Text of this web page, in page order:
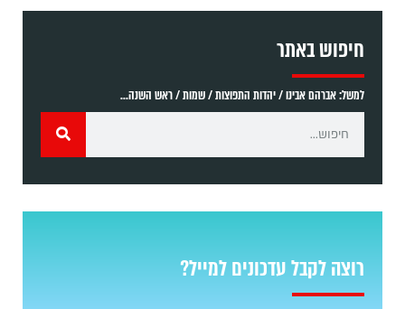
חיפוש באתר
למשל: אברהם אבינו / יהדות התפוצות / שמות / ראש השנה...
רוצה לקבל עדכונים למייל?